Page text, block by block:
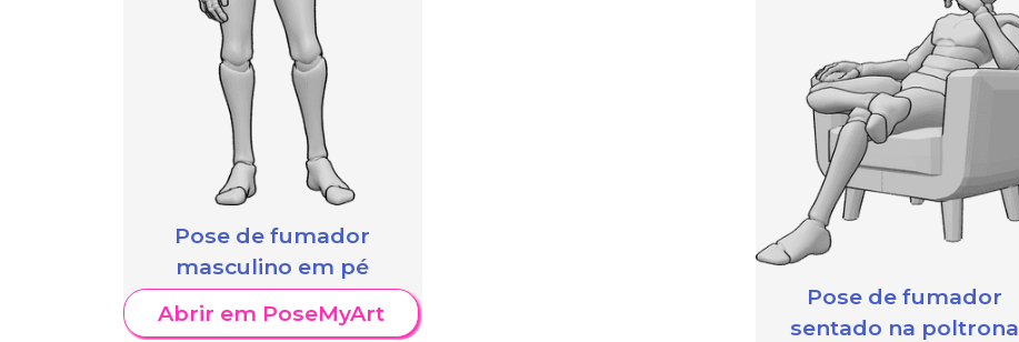
Pose de fumador
masculino em pé
Abrir em PoseMyArt
Pose de fumador
sentado na poltrona